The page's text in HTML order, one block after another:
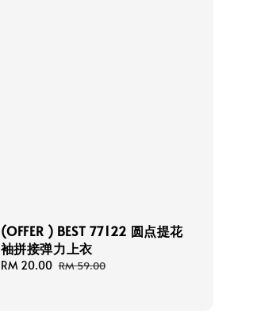
(OFFER ) BEST 77122 圆点提花
袖拼接弹力上衣
Sale
RM 20.00 Regular
RM 59.00